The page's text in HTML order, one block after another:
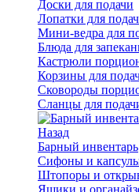
Доски для подачи
Лопатки для
Мини-ведра для
Блюда для
Кастрюли
Корзины для
Сковороды
Сланцы для
Назад
Барный инвентарь
Сифоны и
Штопоры и
Ящики и